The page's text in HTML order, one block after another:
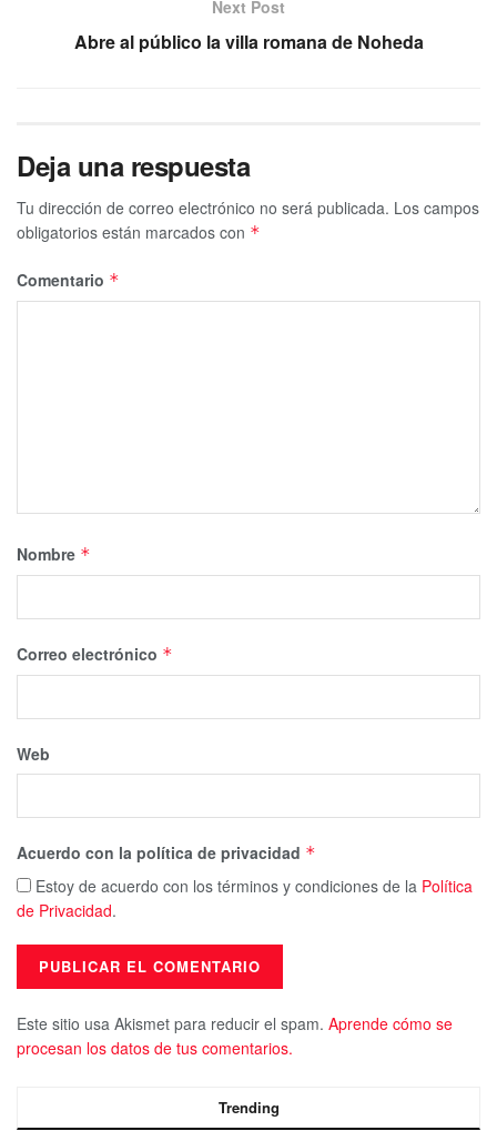
Next Post
Abre al público la villa romana de Noheda
Deja una respuesta
Tu dirección de correo electrónico no será publicada. Los campos
obligatorios están marcados con *
Comentario *
Nombre *
Correo electrónico *
Web
Acuerdo con la política de privacidad *
Estoy de acuerdo con los términos y condiciones de la Política
de Privacidad.
Este sitio usa Akismet para reducir el spam. Aprende cómo se
procesan los datos de tus comentarios.
Trending